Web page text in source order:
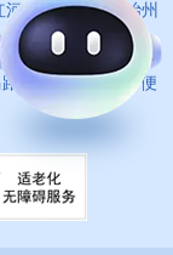
哈尼族彝族自治州
路67号 政务服务便